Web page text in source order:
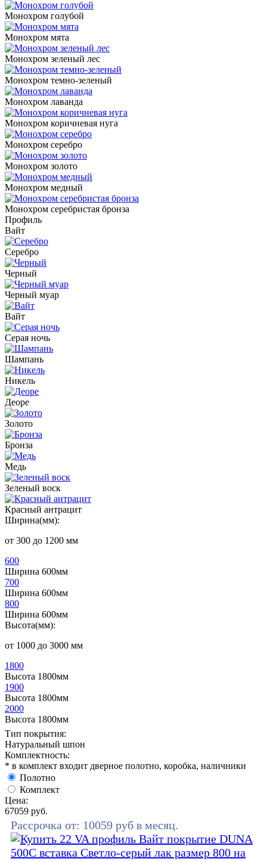
Монохром голубой
Монохром мята
Монохром зеленый лес
Монохром темно-зеленый
Монохром лаванда
Монохром коричневая нуга
Монохром серебро
Монохром золото
Монохром медный
Монохром серебристая бронза
Профиль
Вайт
Серебро
Черный
Черный муар
Вайт
Серая ночь
Шампань
Никель
Деоре
Золото
Бронза
Медь
Зеленый воск
Красный антрацит
Ширина(мм):
от 300 до 1200 мм
600
Ширина 600мм
700
Ширина 600мм
800
Ширина 600мм
Высота(мм):
от 1000 до 3000 мм
1800
Высота 1800мм
1900
Высота 1800мм
2000
Высота 1800мм
Тип покрытия:
Натуральный шпон
Комплектность:
* в комплект входит дверное полотно, коробка, наличники
Полотно
Комплект
Цена:
67059 руб.
Рассрочка от: 10059 руб в месяц.